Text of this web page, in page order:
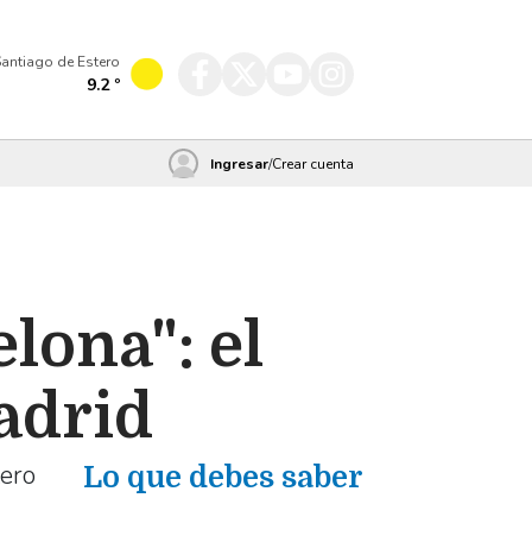
de Estero
9.2 º
Ingresar/Crear cuenta
el
Lo que debes saber